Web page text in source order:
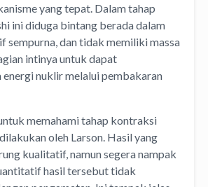
yang tepat. Dalam tahap
ini diduga bintang berada dalam
sempurna, dan tidak memiliki massa
intinya untuk dapat
nuklir melalui pembakaran
memahami tahap kontraksi
oleh Larson. Hasil yang
kualitatif, namun segera nampak
hasil tersebut tidak